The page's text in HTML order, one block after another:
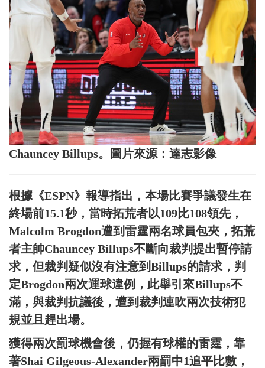
Chauncey Billups。圖片來源：達志影像
根據《ESPN》報導指出，本場比賽爭議發生在
終場前15.1秒，當時拓荒者以109比108領先，
Malcolm Brogdon遭到雷霆兩名球員包夾，拓荒
者主帥Chauncey Billups不斷向裁判提出暫停請
求，但裁判疑似沒有注意到Billups的請求，判
定Brogdon兩次運球違例，此舉引來Billups不
滿，與裁判抗議後，遭到裁判連吹兩次技術犯
規並且趕出場。
獲得兩次罰球機會後，仍握有球權的雷霆，靠
著Shai Gilgeous-Alexander兩罰中1追平比數，